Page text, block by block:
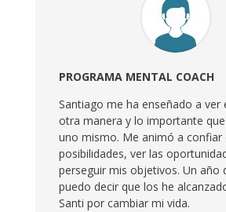
PROGRAMA MENTAL COACH
Santiago me ha enseñado a ver
otra manera y lo importante
uno mismo. Me animó a confiar
posibilidades, ver las
perseguir mis objetivos. Un año
puedo decir que los he
Santi por cambiar mi vida.